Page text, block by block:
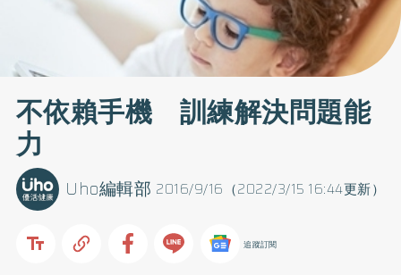
不依賴手機 訓練解決問題能
力
2016/9/16（2022/3/15 16:44更新）
Uho編輯部
追蹤訂閱